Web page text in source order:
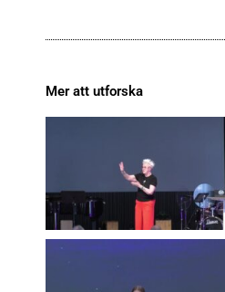
Mer att utforska